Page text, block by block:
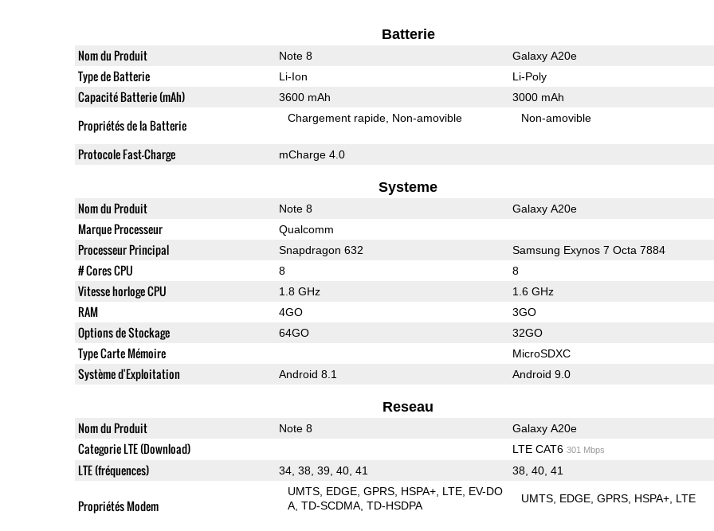
Batterie
Nom du Produit Note 8 Galaxy A20e
Type de Batterie Li-Ion Li-Poly
Capacité Batterie (mAh) 3600 mAh 3000 mAh
Propriétés de la Batterie Chargement rapide Non-amovible Non-amovible
Protocole Fast-Charge mCharge 4.0
Systeme
Nom du Produit Note 8 Galaxy A20e
Marque Processeur Qualcomm
Processeur Principal Snapdragon 632 Samsung Exynos 7 Octa 7884
# Cores CPU 8 8
Vitesse horloge CPU 1.8 GHz 1.6 GHz
RAM 4GO 3GO
Options de Stockage 64GO 32GO
Type Carte Mémoire MicroSDXC
Système d'Exploitation Android 8.1 Android 9.0
Reseau
Nom du Produit Note 8 Galaxy A20e
Categorie LTE (Download) LTE CAT6 301 Mbps
LTE (fréquences) 34, 38, 39, 40, 41 38, 40, 41
Propriétés Modem
UMTS EDGE GPRS HSPA+ LTE EV-DO
A TD-SCDMA TD-HSDPA
UMTS EDGE GPRS HSPA+ LTE